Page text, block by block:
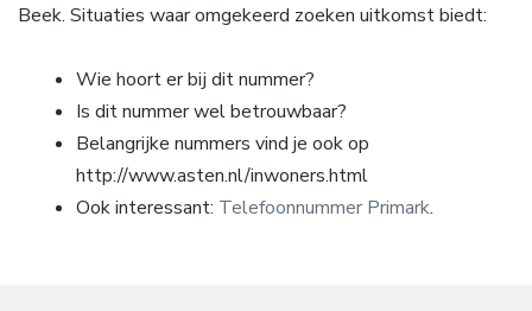
Beek. Situaties waar omgekeerd zoeken uitkomst biedt:
Wie hoort er bij dit nummer?
Is dit nummer wel betrouwbaar?
Belangrijke nummers vind je ook op
http://www.asten.nl/inwoners.html
Ook interessant: Telefoonnummer Primark.